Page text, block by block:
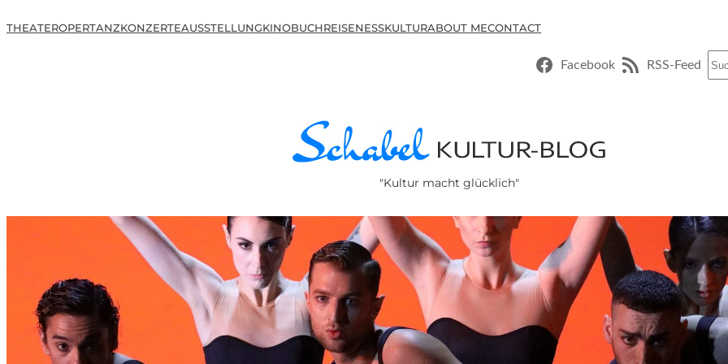
THEATEROPERTANZKONZERTEAUSSTELLUNGKINOBUCHREISENESSKULTURABOUT MECONTACT
Facebook RSS-Feed
"Kultur macht glücklich"